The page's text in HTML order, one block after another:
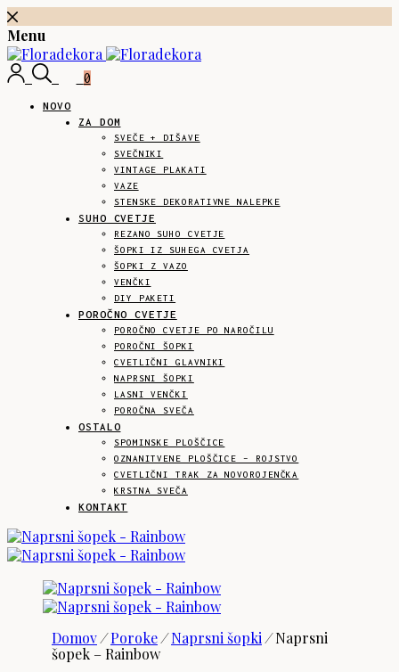
Menu
0
NOVO
ZA DOM
SVEČE + DIŠAVE
SVEČNIKI
VINTAGE PLAKATI
VAZE
STENSKE DEKORATIVNE NALEPKE
SUHO CVETJE
REZANO SUHO CVETJE
ŠOPKI IZ SUHEGA CVETJA
ŠOPKI Z VAZO
VENČKI
DIY PAKETI
POROČNO CVETJE
POROČNO CVETJE PO NAROČILU
POROČNI ŠOPKI
CVETLIČNI GLAVNIKI
NAPRSNI ŠOPKI
LASNI VENČKI
POROČNA SVEČA
OSTALO
SPOMINSKE PLOŠČICE
OZNANITVENE PLOŠČICE – ROJSTVO
CVETLIČNI TRAK ZA NOVOROJENČKA
KRSTNA SVEČA
KONTAKT
Domov/ Poroke/ Naprsni šopki /Naprsni
šopek – Rainbow